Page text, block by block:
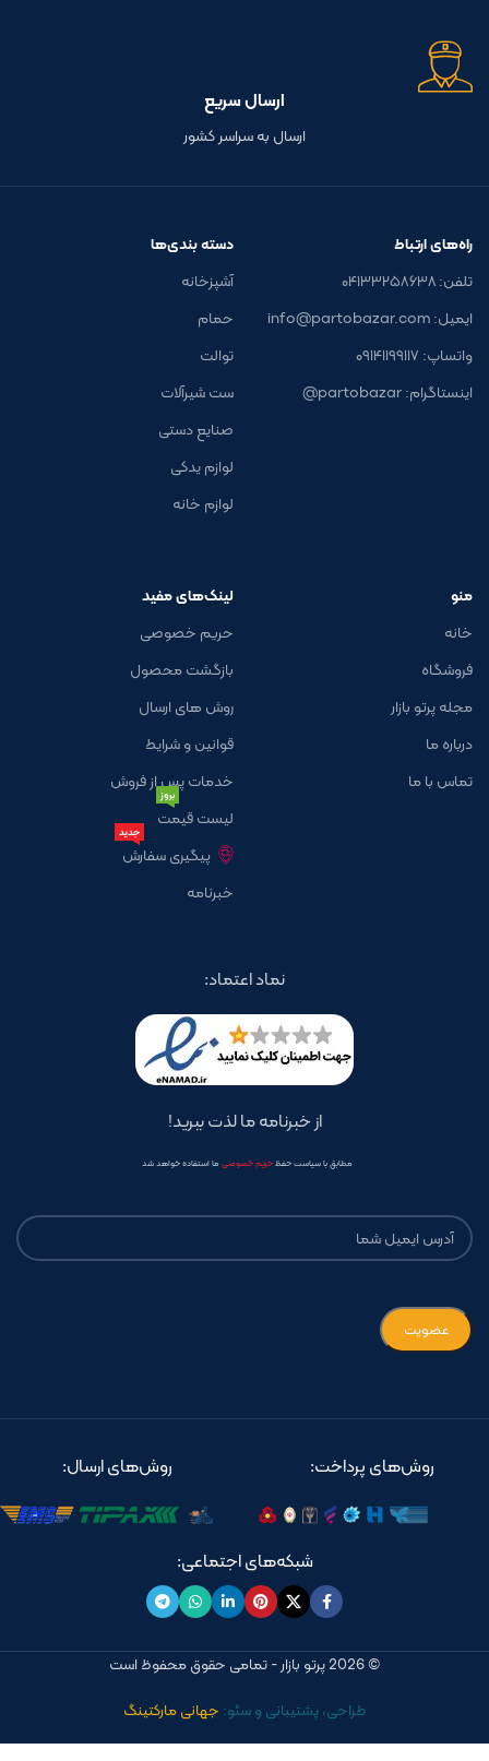
ارسال سریع
ارسال به سراسر کشور
راه‌های ارتباط
تلفن: ۰۴۱۳۳۲۵۸۶۳۸
ایمیل: info@partobazar.com
واتساپ: ۰۹۱۴۱۱۹۹۱۱۷
اینستاگرام: partobazar@
دسته بندی‌ها
آشپزخانه
حمام
توالت
ست شیرآلات
صنایع دستی
لوازم یدکی
لوازم خانه
منو
خانه
فروشگاه
مجله پرتو بازار
درباره ما
تماس با ما
لینک‌های مفید
حریم خصوصی
بازگشت محصول
روش های ارسال
قوانین و شرایط
خدمات پس از فروش
لیست قیمت
بروز
پیگیری سفارش
جدید
خبرنامه
نماد اعتماد:
از خبرنامه ما لذت ببرید!
مطابق با سیاست حفظحریم خصوصی ما استفاده خواهد شد
روش‌های پرداخت: روش‌های ارسال:
شبکه‌های اجتماعی:
© 2026 پرتو بازار - تمامی حقوق محفوظ است
طراحی، پشتیبانی و سئو: جهانی مارکتینگ